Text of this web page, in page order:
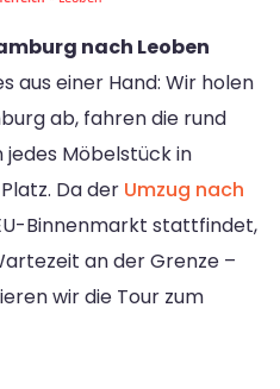
nach Leoben
aus einer Hand: Wir holen
ab, fahren die rund
Möbelstück in
Da der Umzug nach
Binnenmarkt stattfindet,
an der Grenze –
wir die Tour zum